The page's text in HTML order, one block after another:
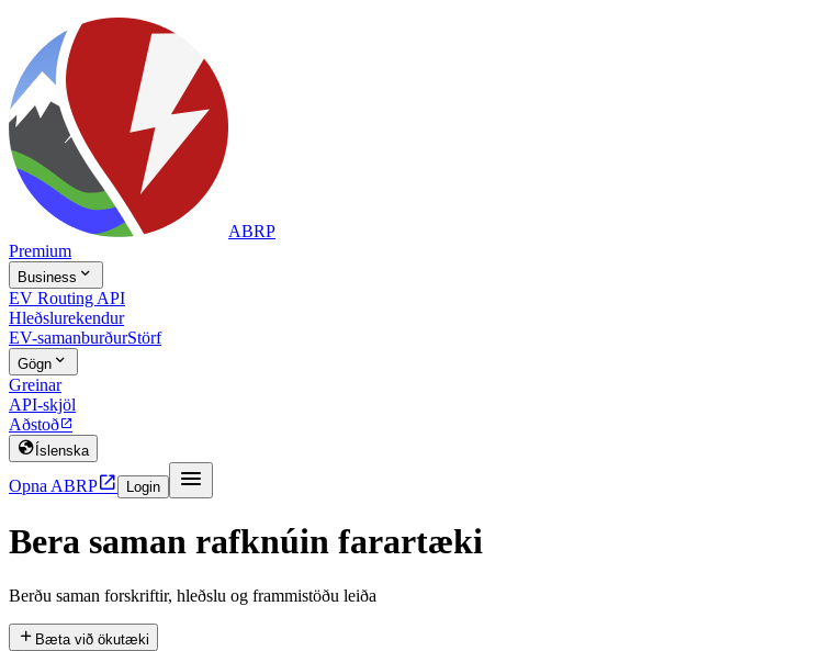
ABRP
Premium
Business 
EV Routing API
Hleðslurekendur
EV-samanburðurStörf
Gögn 
Greinar
API-skjöl
Aðstoð
 Íslenska
Opna ABRP Login 
Bera saman rafknúin farartæki
Berðu saman forskriftir, hleðslu og frammistöðu leiða
 Bæta við ökutæki